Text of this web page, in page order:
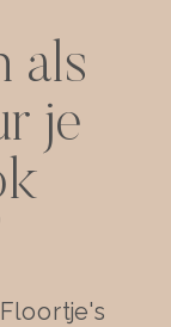
als
je